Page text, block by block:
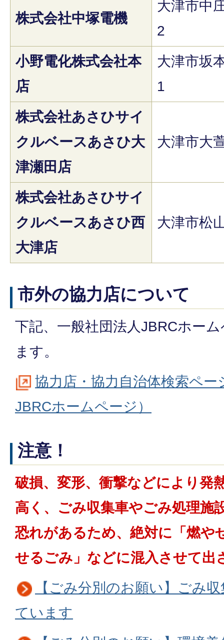
株式会社中塚電機
大津市中
2
小野電化株式会社本
店
大津市坂
1
株式会社あさひサイ
クルベースあさひ大
津瀬田店
大津市大
株式会社あさひサイ
クルベースあさひ西
大津店
大津市松
市外の協力店について
下記、一般社団法人JBRCホー
ます。
協力店・協力自治体検索ペー
JBRCホームページ）
注意！
破損、変形、衝撃などにより発
高く、ごみ収集車やごみ処理施
恐れがあるため、絶対に「燃や
せるごみ」などに混入させて出
【ごみ分別のお願い】ごみ
ています